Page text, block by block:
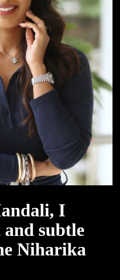
I
subtle
Niharika